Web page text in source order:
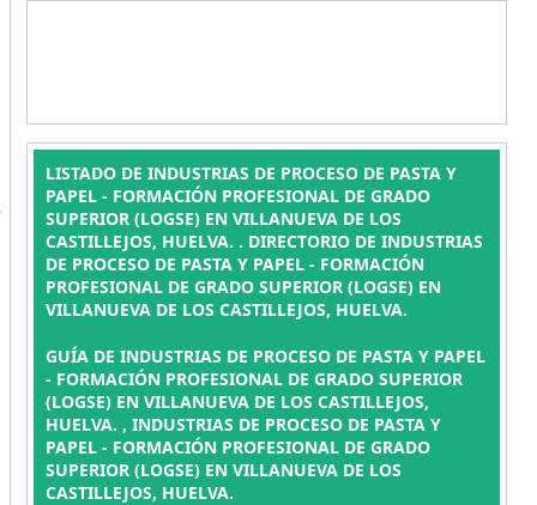
LISTADO DE INDUSTRIAS DE PROCESO DE PASTA Y
PAPEL - FORMACIÓN PROFESIONAL DE GRADO
SUPERIOR (LOGSE) EN VILLANUEVA DE LOS
CASTILLEJOS, HUELVA. . DIRECTORIO DE INDUSTRIAS
DE PROCESO DE PASTA Y PAPEL - FORMACIÓN
PROFESIONAL DE GRADO SUPERIOR (LOGSE) EN
VILLANUEVA DE LOS CASTILLEJOS, HUELVA.
GUÍA DE INDUSTRIAS DE PROCESO DE PASTA Y PAPEL
- FORMACIÓN PROFESIONAL DE GRADO SUPERIOR
(LOGSE) EN VILLANUEVA DE LOS CASTILLEJOS,
HUELVA. , INDUSTRIAS DE PROCESO DE PASTA Y
PAPEL - FORMACIÓN PROFESIONAL DE GRADO
SUPERIOR (LOGSE) EN VILLANUEVA DE LOS
CASTILLEJOS, HUELVA.